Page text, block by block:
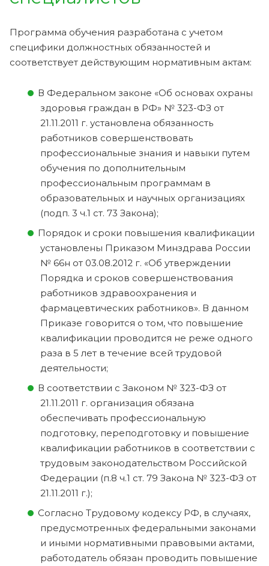
Программа обучения разработана с учетом
специфики должностных обязанностей и
соответствует действующим нормативным актам:
В Федеральном законе «Об основах охраны
здоровья граждан в РФ» № 323-ФЗ от
21.11.2011 г. установлена обязанность
работников совершенствовать
профессиональные знания и навыки путем
обучения по дополнительным
профессиональным программам в
образовательных и научных организациях
(подп. 3 ч.1 ст. 73 Закона);
Порядок и сроки повышения квалификации
установлены Приказом Минздрава России
№ 66н от 03.08.2012 г. «Об утверждении
Порядка и сроков совершенствования
работников здравоохранения и
фармацевтических работников». В данном
Приказе говорится о том, что повышение
квалификации проводится не реже одного
раза в 5 лет в течение всей трудовой
деятельности;
В соответствии с Законом № 323-ФЗ от
21.11.2011 г. организация обязана
обеспечивать профессиональную
подготовку, переподготовку и повышение
квалификации работников в соответствии с
трудовым законодательством Российской
Федерации (п.8 ч.1 ст. 79 Закона № 323-ФЗ от
21.11.2011 г.);
Согласно Трудовому кодексу РФ, в случаях,
предусмотренных федеральными законами
и иными нормативными правовыми актами,
работодатель обязан проводить повышение